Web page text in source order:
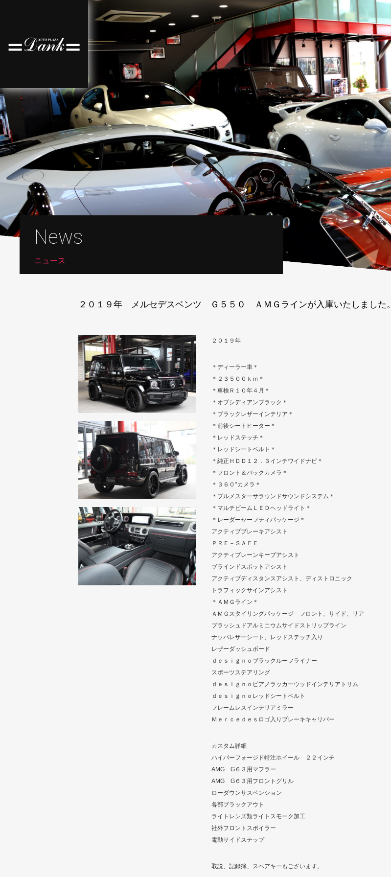
News
ニュース
２０１９年 メルセデスベンツ Ｇ５５０ ＡＭＧラインが入庫いたしました。
２０１９年
＊ディーラー車＊
＊２３５００ｋｍ＊
＊車検Ｒ１０年４月＊
＊オブシディアンブラック＊
＊ブラックレザーインテリア＊
＊前後シートヒーター＊
＊レッドステッチ＊
＊レッドシートベルト＊
＊純正ＨＤＤ１２．３インチワイドナビ＊
＊フロント＆バックカメラ＊
＊３６０°カメラ＊
＊ブルメスターサラウンドサウンドシステム＊
＊マルチビームＬＥＤヘッドライト＊
＊レーダーセーフティパッケージ＊
アクティブブレーキアシスト
ＰＲＥ－ＳＡＦＥ
アクティブレーンキープアシスト
ブラインドスポットアシスト
アクティブディスタンスアシスト、ディストロニック
トラフィックサインアシスト
＊ＡＭＧライン＊
ＡＭＧスタイリングパッケージ フロント、サイド、リア
ブラッシュドアルミニウムサイドストリップライン
ナッパレザーシート、レッドステッチ入り
レザーダッシュボード
ｄｅｓｉｇｎｏブラックルーフライナー
スポーツステアリング
ｄｅｓｉｇｎｏピアノラッカーウッドインテリアトリム
ｄｅｓｉｇｎｏレッドシートベルト
フレームレスインテリアミラー
Ｍｅｒｃｅｄｅｓロゴ入りブレーキキャリパー
カスタム詳細
ハイパーフォージド特注ホイール ２２インチ
AMG G６３用マフラー
AMG G６３用フロントグリル
ローダウンサスペンション
各部ブラックアウト
ライトレンズ類ライトスモーク加工
社外フロントスポイラー
電動サイドステップ
取説、記録簿、スペアキーもございます。